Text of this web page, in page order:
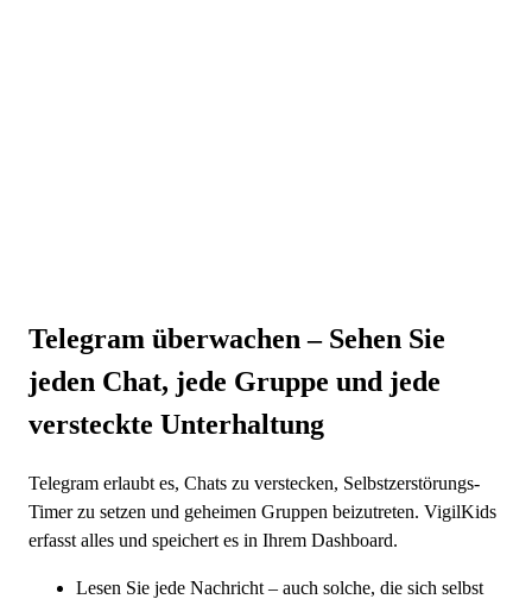
Telegram überwachen – Sehen Sie
jeden Chat, jede Gruppe und jede
versteckte Unterhaltung
Telegram erlaubt es, Chats zu verstecken, Selbstzerstörungs-
Timer zu setzen und geheimen Gruppen beizutreten. VigilKids
erfasst alles und speichert es in Ihrem Dashboard.
Lesen Sie jede Nachricht – auch solche, die sich selbst